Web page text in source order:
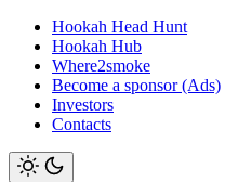
Hookah Head Hunt
Hookah Hub
Where2smoke
Become a sponsor (Ads)
Investors
Contacts